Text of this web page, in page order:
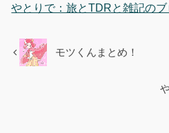
やとりで：旅とTDRと雑記の
モツくんまとめ！